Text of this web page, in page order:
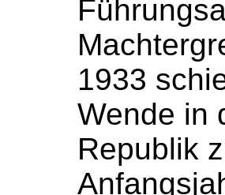
1933
Wende in
Republik